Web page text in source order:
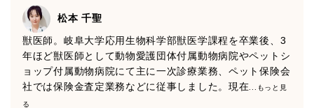
松本 千聖
獣医師。岐阜大学応用生物科学部獣医学課程を卒業後、3
年ほど獣医師として動物愛護団体付属動物病院やペットシ
ョップ付属動物病院にて主に一次診療業務、ペット保険会
社では保険金査定業務などに従事しました。現在 ...もっと見
る